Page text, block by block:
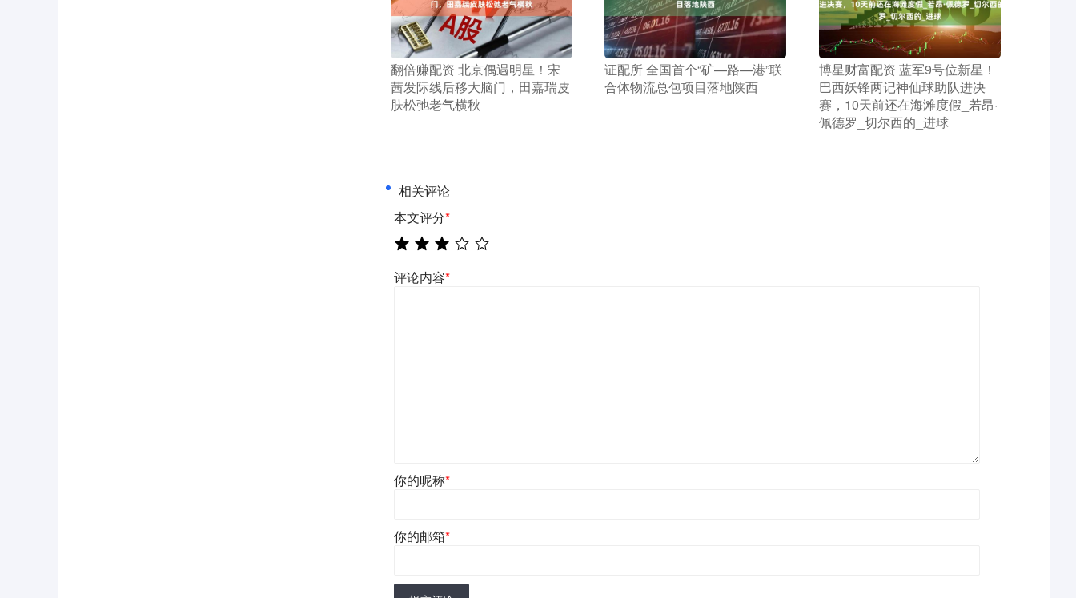
​翻倍赚配资 北京偶遇明星！宋
茜发际线后移大脑门，田嘉瑞皮
肤松弛老气横秋
​证配所 全国首个“矿—路—港”联
合体物流总包项目落地陕西
​博星财富配资 蓝军9号位新星！
巴西妖锋两记神仙球助队进决
赛，10天前还在海滩度假_若昂·
佩德罗_切尔西的_进球
相关评论
本文评分*
评论内容*
你的昵称*
你的邮箱*